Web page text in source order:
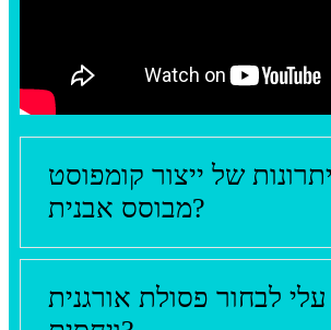
של ייצור קומפוסט
מבוסס אבנית?
לבחור פסולת אורגנית